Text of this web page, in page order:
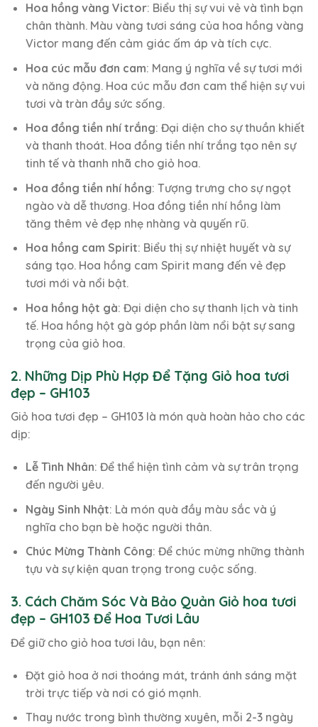
Hoa hồng vàng Victor: Biểu thị sự vui vẻ và tình bạn
chân thành. Màu vàng tươi sáng của hoa hồng vàng
Victor mang đến cảm giác ấm áp và tích cực.
Hoa cúc mẫu đơn cam: Mang ý nghĩa về sự tươi mới
và năng động. Hoa cúc mẫu đơn cam thể hiện sự vui
tươi và tràn đầy sức sống.
Hoa đồng tiền nhí trắng: Đại diện cho sự thuần khiết
và thanh thoát. Hoa đồng tiền nhí trắng tạo nên sự
tinh tế và thanh nhã cho giỏ hoa.
Hoa đồng tiền nhí hồng: Tượng trưng cho sự ngọt
ngào và dễ thương. Hoa đồng tiền nhí hồng làm
tăng thêm vẻ đẹp nhẹ nhàng và quyến rũ.
Hoa hồng cam Spirit: Biểu thị sự nhiệt huyết và sự
sáng tạo. Hoa hồng cam Spirit mang đến vẻ đẹp
tươi mới và nổi bật.
Hoa hồng hột gà: Đại diện cho sự thanh lịch và tinh
tế. Hoa hồng hột gà góp phần làm nổi bật sự sang
trọng của giỏ hoa.
2. Những Dịp Phù Hợp Để Tặng Giỏ hoa tươi
đẹp – GH103
Giỏ hoa tươi đẹp – GH103 là món quà hoàn hảo cho các
dịp:
Lễ Tình Nhân: Để thể hiện tình cảm và sự trân trọng
đến người yêu.
Ngày Sinh Nhật: Là món quà đầy màu sắc và ý
nghĩa cho bạn bè hoặc người thân.
Chúc Mừng Thành Công: Để chúc mừng những thành
tựu và sự kiện quan trọng trong cuộc sống.
3. Cách Chăm Sóc Và Bảo Quản Giỏ hoa tươi
đẹp – GH103 Để Hoa Tươi Lâu
Để giữ cho giỏ hoa tươi lâu, bạn nên:
Đặt giỏ hoa ở nơi thoáng mát, tránh ánh sáng mặt
trời trực tiếp và nơi có gió mạnh.
Thay nước trong bình thường xuyên, mỗi 2-3 ngày